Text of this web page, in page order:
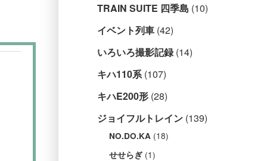
TRAIN SUITE 四季島 (10)
イベント列車 (42)
いろいろ撮影記録(14)
キハ110系(107)
キハE200形 (28)
ジョイフルトレイン (139)
NO.DO.KA (18)
せせらぎ (1)